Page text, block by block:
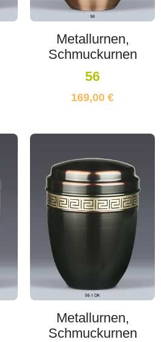
Metallurnen,
Schmuckurnen
56
169,00 €
Metallurnen,
Schmuckurnen